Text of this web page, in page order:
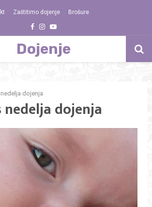
Zaštitimo dojenje Brošure
Facebook
Instagram
Youtube
Dojenje
dojenja
dojenja